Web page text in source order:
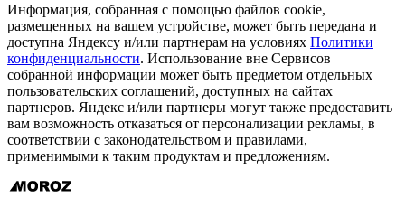
Информация, собранная с помощью файлов cookie,
размещенных на вашем устройстве, может быть передана и
доступна Яндексу и/или партнерам на условиях Политики
конфиденциальности. Использование вне Сервисов
собранной информации может быть предметом отдельных
пользовательских соглашений, доступных на сайтах
партнеров. Яндекс и/или партнеры могут также предоставить
вам возможность отказаться от персонализации рекламы, в
соответствии с законодательством и правилами,
применимыми к таким продуктам и предложениям.